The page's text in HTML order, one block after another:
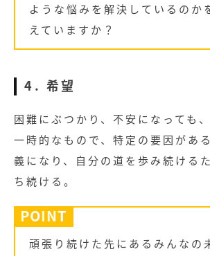
ような悩みを解決しているのか
えていますか？
4. 希望
困難にぶつかり、不安になっても
一時的なもので、特定の要因があ
義になり、自分の道を歩み続ける
ち続ける。
POINT
頑張り続けた先にあるみんなの